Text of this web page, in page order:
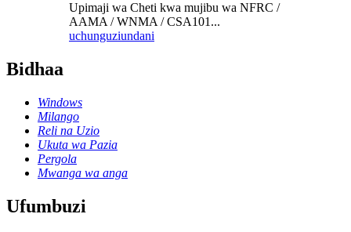
Upimaji wa Cheti kwa mujibu wa NFRC /
AAMA / WNMA / CSA101...
uchunguziundani
Bidhaa
Windows
Milango
Reli na Uzio
Ukuta wa Pazia
Pergola
Mwanga wa anga
Ufumbuzi